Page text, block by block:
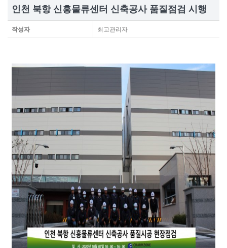
인천 북항 신흥물류센터 신축공사 품질점검 시행
작성자 최고관리자